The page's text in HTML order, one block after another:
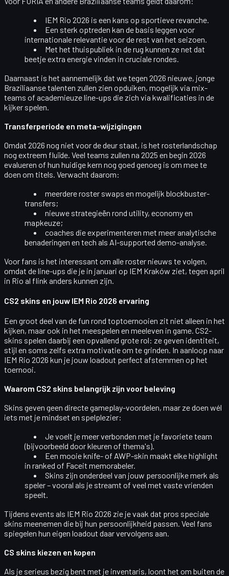
IEM Rio 2026 is een kans op sportieve revanche.
Een sterk optreden kan de basis leggen voor
internationale relevantie voor de rest van het seizoen.
Met het thuispubliek in de rug kunnen ze net dat
beetje extra energie vinden in cruciale rondes.
Daarnaast is het aannemelijk dat we tegen 2026 nieuwe, jonge
Braziliaanse talenten zullen zien opduiken, mogelijk via mix-
teams of academieuze line-ups die zich via kwalificaties in de
kijker spelen.
Transferperiode en meta-wijzigingen
Omdat 2026 nog niet voor de deur staat, is het rosterlandschap
nog extreem fluïde. Veel teams zullen na 2025 en begin 2026
evalueren of hun huidige kern nog goed genoeg is om mee te
doen om titels. Verwacht daarom:
meerdereroster swaps en mogelijk blockbuster-
transfers;
nieuwe strategieën rond utility, economy en
mapkeuze;
coaches die experimenteren met meer analytische
benaderingen en tech als AI-supported demo-analyse.
Voor fans is het interessant om alle roster nieuws te volgen,
omdat de line-ups die je in januari op IEM Kraków ziet, tegen april
in Rio al flink anders kunnen zijn.
CS2 skins en jouw IEM Rio 2026 ervaring
Een groot deel van de fun rond toptoernooien zit niet alleen in het
kijken, maar ook in het meespelen en meeleven in game. CS2-
skins spelen daarbij een opvallend grote rol: ze geven identiteit,
stijl en soms zelfs extra motivatie om te grinden. In aanloop naar
IEM Rio 2026 kun je jouw loadout perfect afstemmen op het
toernooi.
Waarom CS2 skins belangrijk zijn voor beleving
Skins geven geen directe gameplay-voordelen, maar ze doen wél
iets met je mindset en spelplezier:
Je voelt je meer verbonden met je favoriete team
(bijvoorbeeld door kleuren of thema's).
Een mooie knife- of AWP-skin maakt elke highlight
in ranked of Faceit memorabeler.
Skins zijn onderdeel van jouw persoonlijke merk als
speler – vooral als je streamt of veel met vaste vrienden
speelt.
Tijdens events als IEM Rio 2026 zie je vaak dat pros speciale
skins meenemen die bij hun persoonlijkheid passen. Veel fans
spiegelen hun eigen loadout daar vervolgens aan.
CS skins kiezen en kopen
Als je serieus bezig bent met je inventaris, loont het om buiten de